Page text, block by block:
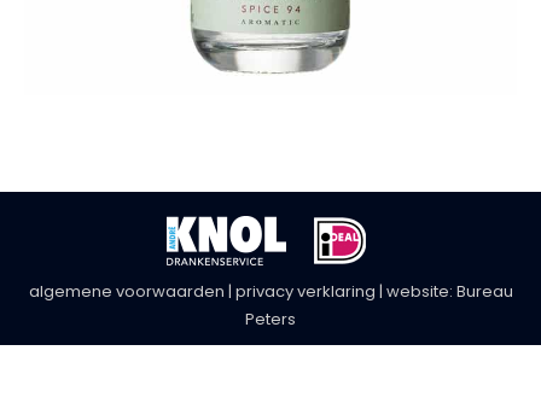
algemene voorwaarden | privacy verklaring | website: Bureau
Peters